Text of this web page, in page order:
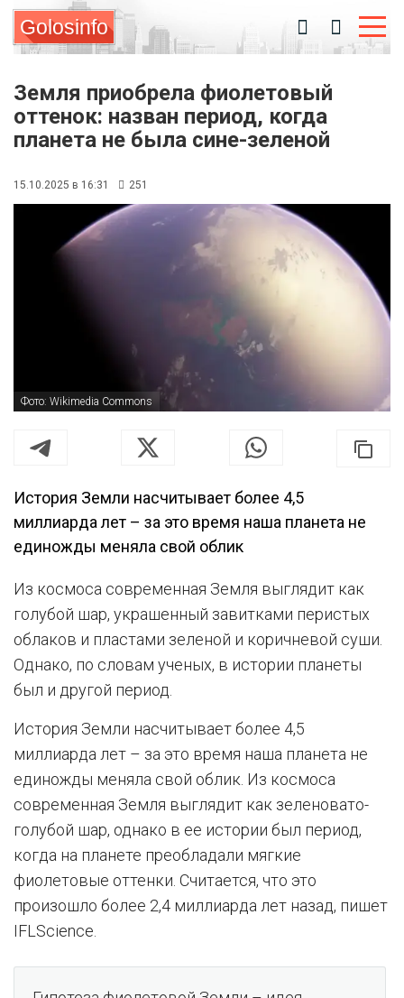
Golosinfo
Земля приобрела фиолетовый
оттенок: назван период, когда
планета не была сине-зеленой
15.10.2025 в 16:31 251
Фото: Wikimedia Commons
История Земли насчитывает более 4,5
миллиарда лет – за это время наша планета не
единожды меняла свой облик
Из космоса современная Земля выглядит как
голубой шар, украшенный завитками перистых
облаков и пластами зеленой и коричневой суши.
Однако, по словам ученых, в истории планеты
был и другой период.
История Земли насчитывает более 4,5
миллиарда лет – за это время наша планета не
единожды меняла свой облик. Из космоса
современная Земля выглядит как зеленовато-
голубой шар, однако в ее истории был период,
когда на планете преобладали мягкие
фиолетовые оттенки. Считается, что это
произошло более 2,4 миллиарда лет назад, пишет
IFLScience.